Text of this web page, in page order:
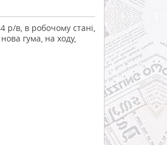
р/в, в робочому стані,
гума, на ходу,